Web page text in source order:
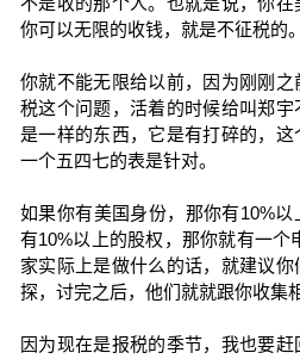
你可以无限的收钱，就是不征税的
你就不能无限给以前，因为刚刚
税这个问题，活着的时候给叫郑
是一样的东西，它是有打碎的，
一个五四七的表是针对。
如果你有美国身份，那你有10%
有10%以上的股权，那你就有一个
家实际上是做什么的话，就建议
探，讨完之后，他们就就跟你收集
因为现在是报税的季节，我也要